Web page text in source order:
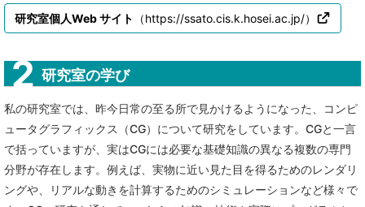
研究室個人Web サイト （https://ssato.cis.k.hosei.ac.jp/）
研究室の学び
私の研究室では、昨今日常の至る所で見かけるようになった、コンピ
ュータグラフィックス（CG）について研究をしています。CGと一言
で括っていますが、実はCGには必要な基礎知識の異なる複数の専門
分野が存在します。例えば、実物に近い見た目を得るためのレンダリ
ングや、リアルな動きを計算するためのシミュレーションなど様々で